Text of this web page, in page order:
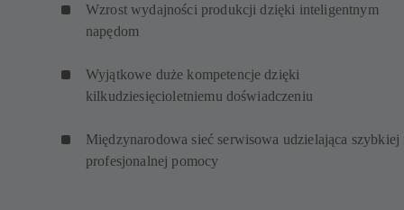
Wzrost wydajności produkcji dzięki inteligentnym
napędom
Wyjątkowe duże kompetencje dzięki
kilkudziesięcioletniemu doświadczeniu
Międzynarodowa sieć serwisowa udzielająca szybkiej
profesjonalnej pomocy